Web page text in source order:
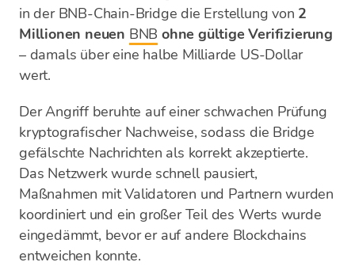
in der BNB-Chain-Bridge die Erstellung von 2
Millionen neuen BNB ohne gültige Verifizierung
– damals über eine halbe Milliarde US-Dollar
wert.
Der Angriff beruhte auf einer schwachen Prüfung
kryptografischer Nachweise, sodass die Bridge
gefälschte Nachrichten als korrekt akzeptierte.
Das Netzwerk wurde schnell pausiert,
Maßnahmen mit Validatoren und Partnern wurden
koordiniert und ein großer Teil des Werts wurde
eingedämmt, bevor er auf andere Blockchains
entweichen konnte.